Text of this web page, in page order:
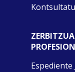
Espediente